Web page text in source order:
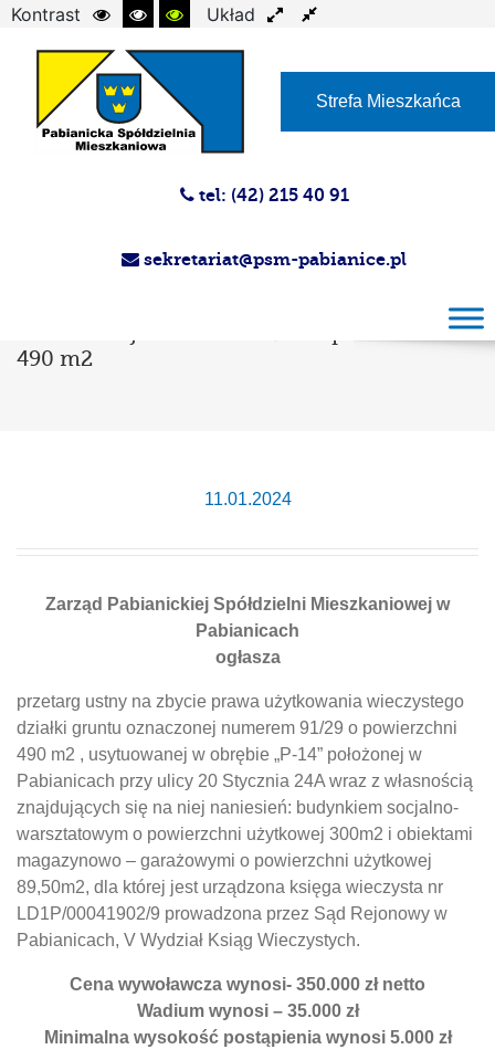
Kontrast
Układ
Strefa Mieszkańca
tel: (42) 215 40 91
sekretariat@psm-pabianice.pl
oznaczonej numerem 91/29 o powierzchni
490 m2
11.01.2024
Zarząd Pabianickiej Spółdzielni Mieszkaniowej w
Pabianicach
ogłasza
przetarg ustny na zbycie prawa użytkowania wieczystego
działki gruntu oznaczonej numerem 91/29 o powierzchni
490 m2 , usytuowanej w obrębie „P-14” położonej w
Pabianicach przy ulicy 20 Stycznia 24A wraz z własnością
znajdujących się na niej naniesień: budynkiem socjalno-
warsztatowym o powierzchni użytkowej 300m2 i obiektami
magazynowo – garażowymi o powierzchni użytkowej
89,50m2, dla której jest urządzona księga wieczysta nr
LD1P/00041902/9 prowadzona przez Sąd Rejonowy w
Pabianicach, V Wydział Ksiąg Wieczystych.
Cena wywoławcza wynosi- 350.000 zł netto
Wadium wynosi – 35.000 zł
Minimalna wysokość postąpienia wynosi 5.000 zł